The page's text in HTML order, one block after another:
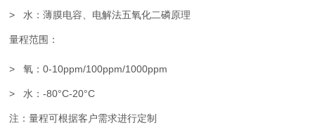
> 水：薄膜电容、电解法五氧化二磷原理
量程范围：
> 氧 ：0-10ppm/100ppm/1000ppm
> 水：-80°C-20°C
注：量程可根据客户需求进行定制